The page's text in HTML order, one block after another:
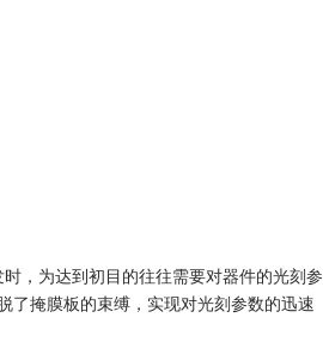
，为达到初目的往往需要对器件的光刻参
了掩膜板的束缚，实现对光刻参数的迅速